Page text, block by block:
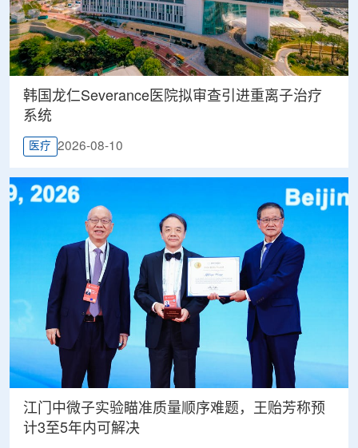
韩国龙仁Severance医院拟审查引进重离子治疗
系统
医疗 2026-08-10
江门中微子实验瞄准质量顺序难题，王贻芳称预
计3至5年内可解决